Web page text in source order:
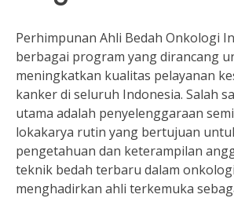
Perhimpunan Ahli Bedah Onkologi
berbagai program yang dirancang
meningkatkan kualitas pelayanan
kanker di seluruh Indonesia. Salah
utama adalah penyelenggaraan
lokakarya rutin yang bertujuan
pengetahuan dan keterampilan
teknik bedah terbaru dalam
menghadirkan ahli terkemuka